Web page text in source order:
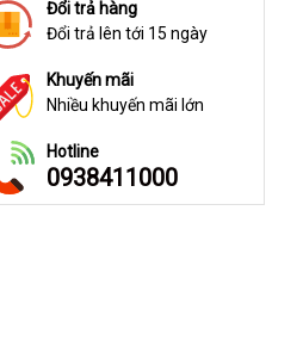
Đổi trả hàng
Đổi trả lên tới 15 ngày
Khuyến mãi
Nhiều khuyến mãi lớn
Hotline
0938411000